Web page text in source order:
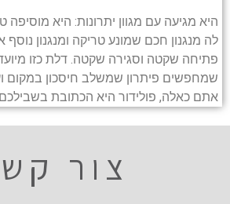
היא מגיעה עם מגוון יתרונות: היא מוסיפה
לה מנגנון חכם שמונע טריקה ומנגנון
פתיחה שקטה וסגירה שקטה. דלת כזו
שמחפשים פיתרון שמשלב חיסכון במקום
אתם כאלה, פולידור היא הכתובת
צור